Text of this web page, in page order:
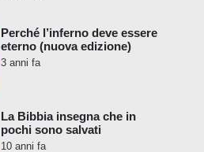
Perché l’inferno deve essere
eterno (nuova edizione)
3 anni fa
La Bibbia insegna che in
pochi sono salvati
10 anni fa